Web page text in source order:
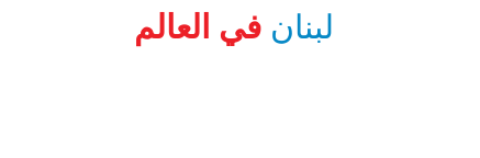
لبنان في العالم